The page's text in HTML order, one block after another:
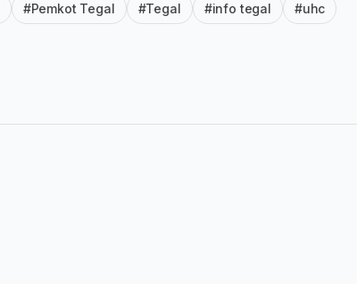
#Pemkot Tegal #Tegal #info tegal #uhc